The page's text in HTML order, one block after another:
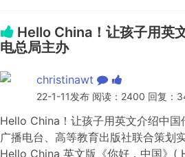
Hello China！让孩子用英
电总局主办
christinawt
22-1-11发布 阅读：2400 回复：
Hello China！让孩子用英文介绍中
广播电台、高等教育出版社联合策划
Hello China 英文版《你好，中国》(